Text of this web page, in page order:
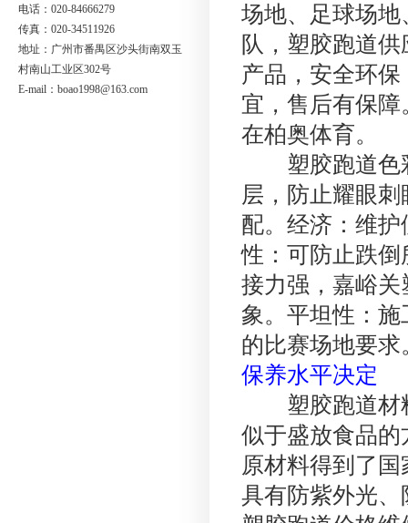
电话：020-84666279
传真：020-34511926
地址：广州市番禺区沙头街南双玉
村南山工业区302号
E-mail： boao1998@163.com
场地、足球场
队，塑胶跑道
产品，安全环
宜，售后有保
在柏奥体育。
塑胶跑道色彩
层，防止耀眼
配。经济：维
性：可防止跌
接力强，嘉峪
象。平坦性：
的比赛场地要
保养水平决定
塑胶跑道材料
似于盛放食品
原材料得到了
具有防紫外光